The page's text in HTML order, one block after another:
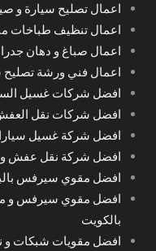
اعمال تصليح سيارة و
اعمال تنظيف طباخات
اعمال صباغ و دهان
اعمال فني ورشة تصليح
افضل شركات غسيل
افضل شركات نقل
افضل شركة غسيل
افضل شركة نقل عفش و
افضل مقوي سيرفس
افضل مقوي سيرفس و
بالكويت
افضل مقويات شبكات